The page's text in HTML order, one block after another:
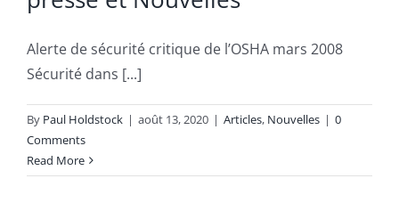
Alerte de sécurité critique de l’OSHA mars 2008
Sécurité dans [...]
By Paul Holdstock | août 13, 2020 | Articles, Nouvelles | 0
Comments
Read More